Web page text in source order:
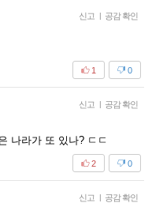
신고 | 공감 확인
0
1
신고 | 공감 확인
나라가 또 있나? ㄷㄷ
0
2
신고 | 공감 확인